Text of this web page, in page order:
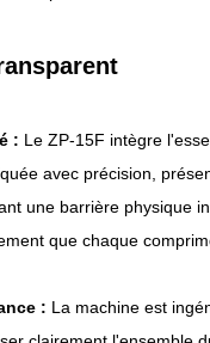
: Le ZP-15F intègre
avec précision,
une barrière physique
que chaque
: La machine est